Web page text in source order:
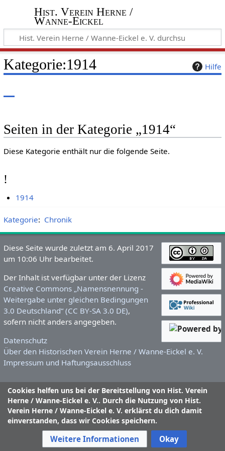
Hist. Verein Herne /
Wanne-Eickel
Hilfe
Kategorie:1914
Seiten in der Kategorie „1914“
Diese Kategorie enthält nur die folgende Seite.
!
1914
Kategorie: Chronik
Cookies helfen uns bei der Bereitstellung von Hist. Verein
Herne / Wanne-Eickel e. V.. Durch die Nutzung von Hist.
Verein Herne / Wanne-Eickel e. V. erklärst du dich damit
einverstanden, dass wir Cookies speichern.
Weitere Informationen Okay
Diese Seite wurde zuletzt am 6. April 2017
um 10:06 Uhr bearbeitet.
Der Inhalt ist verfügbar unter der Lizenz
Creative Commons „Namensnennung -
Weitergabe unter gleichen Bedingungen
3.0 Deutschland“ (CC BY-SA 3.0 DE),
sofern nicht anders angegeben.
Datenschutz
Über den Historischen Verein Herne / Wanne-Eickel e. V.
Impressum und Haftungsausschluss